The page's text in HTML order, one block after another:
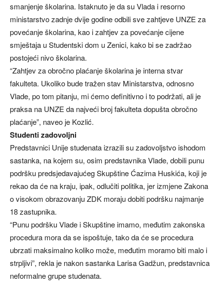
smanjenje školarina. Istaknuto je da su Vlada i resorno
ministarstvo zadnje dvije godine odbili sve zahtjeve UNZE za
povećanje školarina, kao i zahtjev za povećanje cijene
smještaja u Studentski dom u Zenici, kako bi se zadržao
postojeći nivo školarina.
“Zahtjev za obročno plaćanje školarina je interna stvar
fakulteta. Ukoliko bude tražen stav Ministarstva, odnosno
Vlade, po tom pitanju, mi ćemo definitivno i to podržati, ali je
praksa na UNZE da najveći broj fakulteta dopušta obročno
plaćanje”, naveo je Kozlić.
Studenti zadovoljni
Predstavnici Unije studenata izrazili su zadovoljstvo ishodom
sastanka, na kojem su, osim predstavnika Vlade, dobili punu
podršku predsjedavajućeg Skupštine Ćazima Huskića, koji je
rekao da će na kraju, ipak, odlučiti politika, jer izmjene Zakona
o visokom obrazovanju ZDK moraju dobiti podršku najmanje
18 zastupnika.
“Punu podršku Vlade i Skupštine imamo, međutim zakonska
procedura mora da se ispoštuje, tako da će se procedura
ubrzati maksimalno koliko može, međutim moramo biti malo i
strpljivi”, rekla je nakon sastanka Larisa Gadžun, predstavnica
neformalne grupe studenata.